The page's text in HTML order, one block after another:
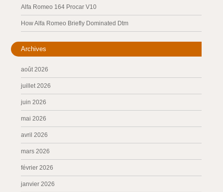
Alfa Romeo 164 Procar V10
How Alfa Romeo Briefly Dominated Dtm
Archives
août 2026
juillet 2026
juin 2026
mai 2026
avril 2026
mars 2026
février 2026
janvier 2026